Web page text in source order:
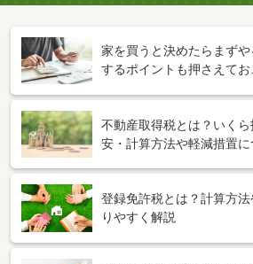
家を買うと決めたらまず
するポイントも押さえてお
不動産取得税とは？いくら
安・計算方法や軽減措置に
登録免許税とは？計算方
りやすく解説